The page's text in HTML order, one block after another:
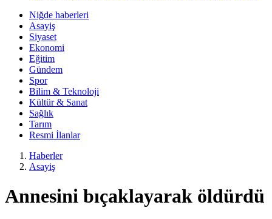
Niğde haberleri
Asayiş
Siyaset
Ekonomi
Eğitim
Gündem
Spor
Bilim & Teknoloji
Kültür & Sanat
Sağlık
Tarım
Resmi İlanlar
Haberler
Asayiş
Annesini bıçaklayarak öldürdü